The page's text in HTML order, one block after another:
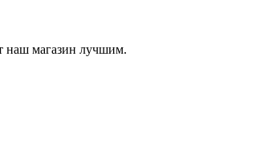
наш магазин лучшим.